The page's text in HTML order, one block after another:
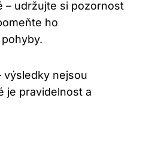
– udržujte si pozornost
ho
výsledky nejsou
je pravidelnost a